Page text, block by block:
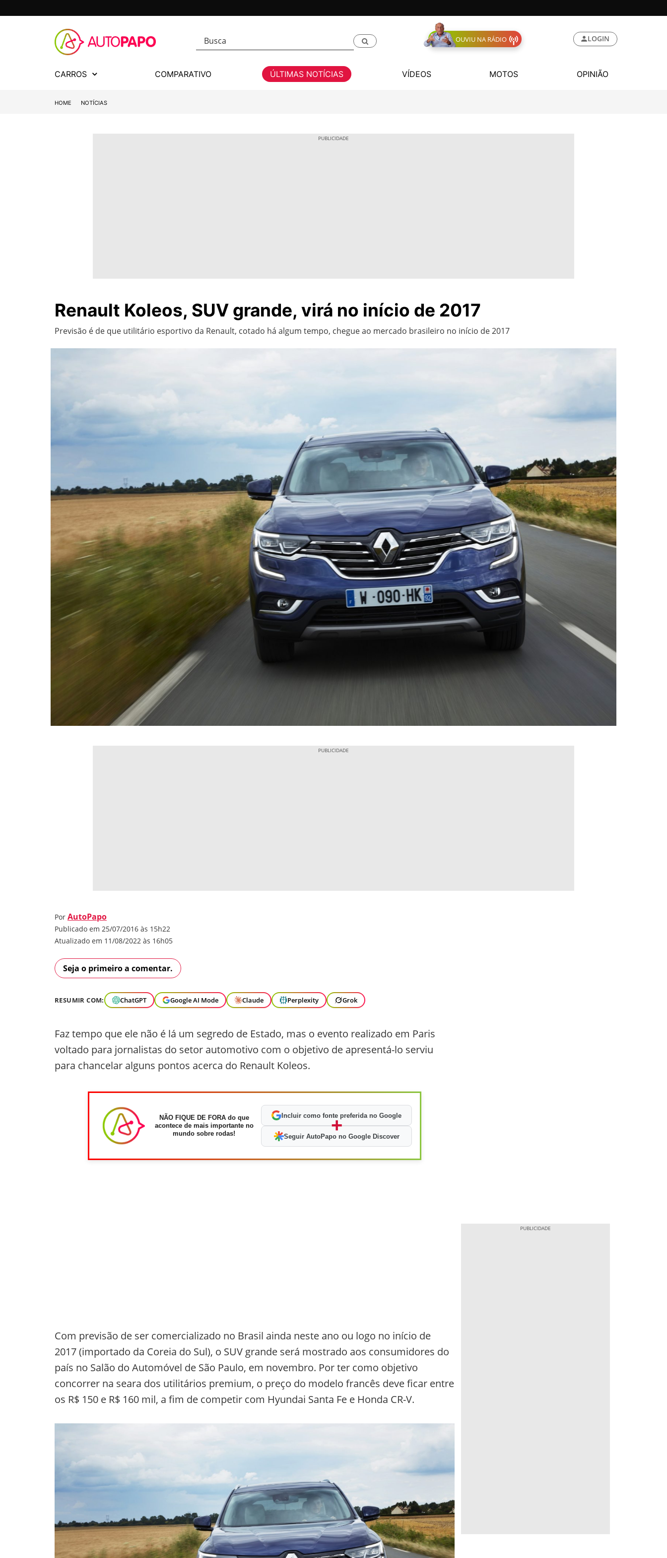
OUVIU NA RÁDIO LOGIN
CARROS COMPARATIVO ÚLTIMAS NOTÍCIAS VÍDEOS MOTOS OPINIÃO
HOME NOTÍCIAS
Renault Koleos, SUV grande, virá no início de 2017
Previsão é de que utilitário esportivo da Renault, cotado há algum tempo, chegue ao mercado brasileiro no início de 2017
Por AutoPapo
Publicado em 25/07/2016 às 15h22
Atualizado em 11/08/2022 às 16h05
Seja o primeiro a comentar.
RESUMIR COM: ChatGPT Google AI Mode Claude Perplexity Grok
Faz tempo que ele não é lá um segredo de Estado, mas o evento realizado em Paris
voltado para jornalistas do setor automotivo com o objetivo de apresentá-lo serviu
para chancelar alguns pontos acerca do Renault Koleos.
NÃO FIQUE DE FORA do que
acontece de mais importante no
mundo sobre rodas!
Incluir como fonte preferida no Google
+
Seguir AutoPapo no Google Discover
Com previsão de ser comercializado no Brasil ainda neste ano ou logo no início de
2017 (importado da Coreia do Sul), o SUV grande será mostrado aos consumidores do
país no Salão do Automóvel de São Paulo, em novembro. Por ter como objetivo
concorrer na seara dos utilitários premium, o preço do modelo francês deve ficar entre
os R$ 150 e R$ 160 mil, a fim de competir com Hyundai Santa Fe e Honda CR-V.